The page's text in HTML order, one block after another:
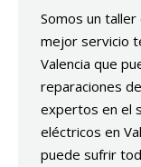
Somos un
mejor servicio
Valencia que
reparaciones
expertos en el
eléctricos en
puede sufrir